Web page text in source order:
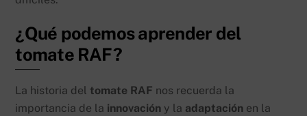
¿Qué podemos aprender del
tomate RAF?
La historia deltomate RAF nos recuerda la
importancia de la innovación y la adaptación en la